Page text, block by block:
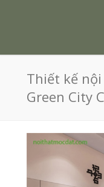
Thiết kế
Green City